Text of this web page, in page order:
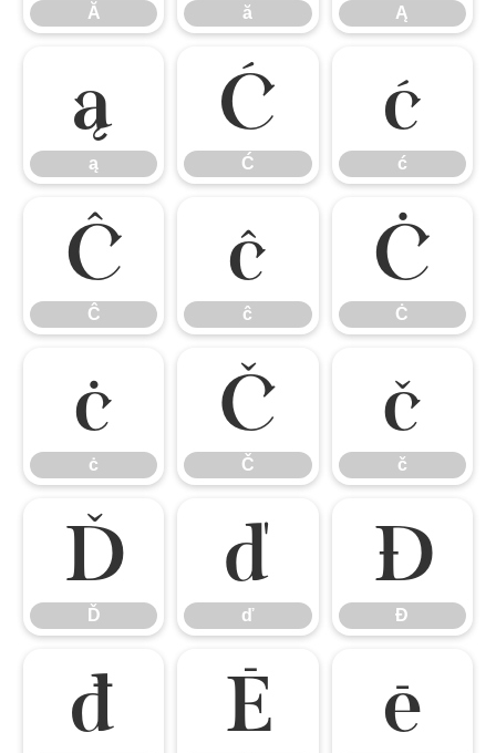
Ă ă Ą
ą
ą
Ć
Ć
ć
ć
Ĉ
Ĉ
ĉ
ĉ
Ċ
Ċ
ċ
ċ
Č
Č
č
č
Ď
Ď
ď
ď
Đ
Đ
đ Ē ē